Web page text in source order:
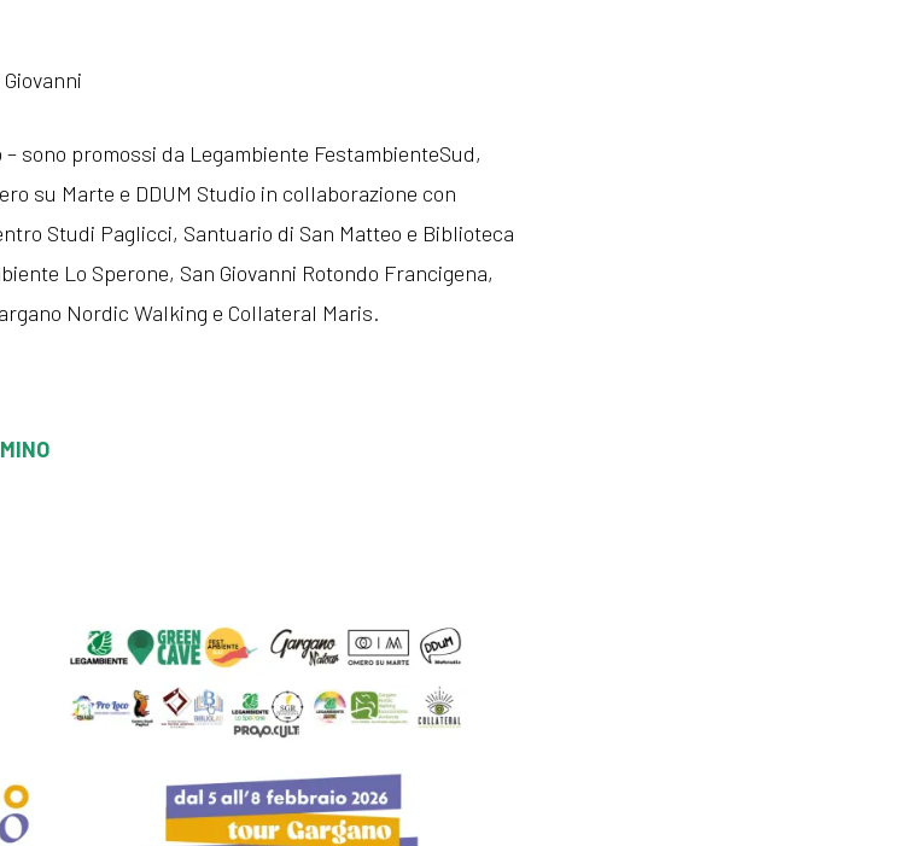
sono promossi da Legambiente FestambienteSud,
su Marte e DDUM Studio in collaborazione con
Studi Paglicci, Santuario di San Matteo e Biblioteca
Lo Sperone, San Giovanni Rotondo Francigena,
Nordic Walking e Collateral Maris.